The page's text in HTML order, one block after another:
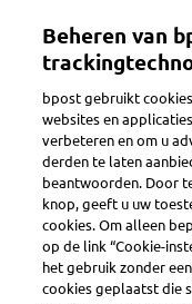
inhoud
Toggle navigation
Tarieven
Mijn
Beheren van
bpost gebruikt
websites en
verbeteren en om u
derden te laten
beantwoorden. Door
knop, geeft u uw
cookies. Om alleen
op de link “Cookie-
het gebruik zonder
cookies geplaatst die